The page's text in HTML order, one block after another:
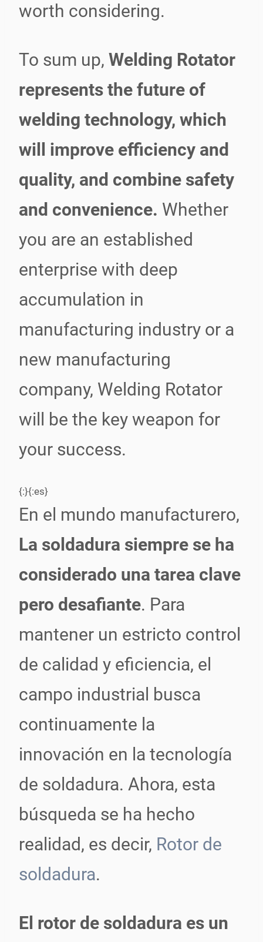
worth considering.
To sum up, Welding Rotator
represents the future of
welding technology, which
will improve efficiency and
quality, and combine safety
and convenience. Whether
you are an established
enterprise with deep
accumulation in
manufacturing industry or a
new manufacturing
company, Welding Rotator
will be the key weapon for
your success.
{:}{:es}
En el mundo manufacturero,
La soldadura siempre se ha
considerado una tarea clave
pero desafiante. Para
mantener un estricto control
de calidad y eficiencia, el
campo industrial busca
continuamente la
innovación en la tecnología
de soldadura. Ahora, esta
búsqueda se ha hecho
realidad, es decir, Rotor de
soldadura.
El rotor de soldadura es un